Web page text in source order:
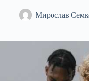
Мирослав